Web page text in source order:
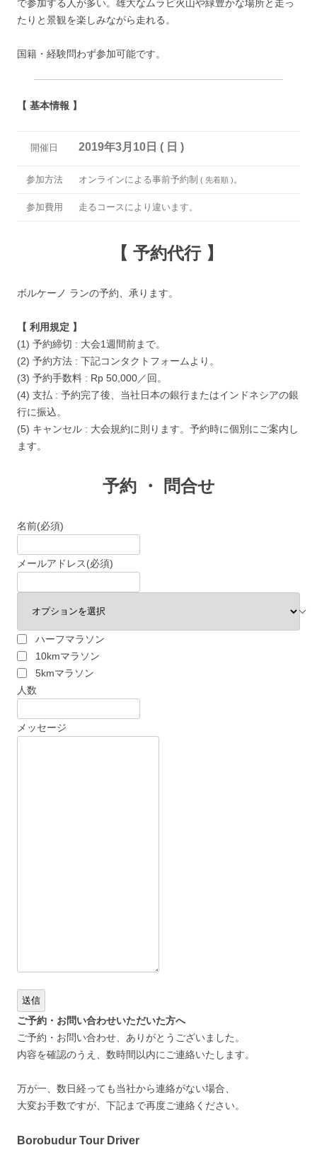
で参加する人が多い。雄大なムラピ火山や緑豊かな場所と走っ
たりと景観を楽しみながら走れる。
国籍・経験問わず参加可能です。
【 基本情報 】
開催日 2019年3月10日 ( 日 )
参加方法 オンラインによる事前予約制 ( 先着順 )。
参加費用 走るコースにより違います。
【 予約代行 】
ボルケーノ ランの予約、承ります。
【 利用規定 】
(1) 予約締切 : 大会1週間前まで。
(2) 予約方法 : 下記コンタクトフォームより。
(3) 予約手数料 : Rp 50,000／回。
(4) 支払 : 予約完了後、当社日本の銀行またはインドネシアの銀
行に振込。
(5) キャンセル : 大会規約に則ります。予約時に個別にご案内し
ます。
予約 ・ 問合せ
名前(必須)
メールアドレス(必須)
ハーフマラソン
10kmマラソン
5kmマラソン
人数
メッセージ
送信
ご予約・お問い合わせいただいた方へ
ご予約・お問い合わせ、ありがとうございました。
内容を確認のうえ、数時間以内にご連絡いたします。
万が一、数日経っても当社から連絡がない場合、
大変お手数ですが、下記まで再度ご連絡ください。
Borobudur Tour Driver